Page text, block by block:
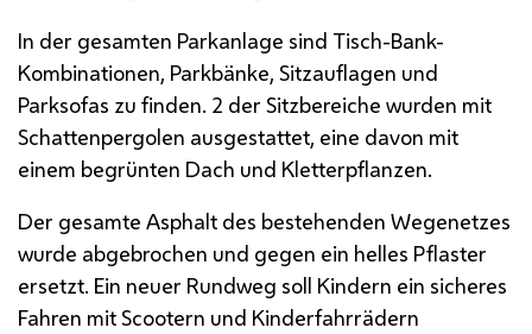
In der gesamten Parkanlage sind Tisch-Bank-
Kombinationen, Parkbänke, Sitzauflagen und
Parksofas zu finden. 2 der Sitzbereiche wurden mit
Schattenpergolen ausgestattet, eine davon mit
einem begrünten Dach und Kletterpflanzen.
Der gesamte Asphalt des bestehenden Wegenetzes
wurde abgebrochen und gegen ein helles Pflaster
ersetzt. Ein neuer Rundweg soll Kindern ein sicheres
Fahren mit Scootern und Kinderfahrrädern